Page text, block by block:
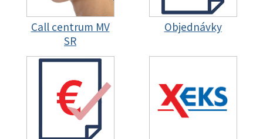
Call centrum MV
SR
Objednávky